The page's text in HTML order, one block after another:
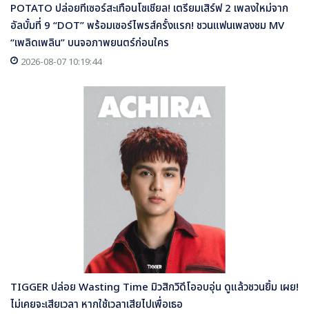
POTATO ปล่อยทีเซอร์สะเทือนโซเชียล! เตรียมเสิร์ฟ 2 เพลงใหม่จาก
อัลบั้มที่ 9 “DOT” พร้อมเซอร์ไพรส์ครั้งแรก! ชวนแฟนเพลงชม MV
“เพลิดเพลิน” บนจอภาพยนตร์ก่อนใคร
2026-08-07 10:19:44
TIGGER ปล่อย Wasting Time มิวสิกวิดีโออบอุ่น ดูแล้วชวนยิ้ม เผย!
ไม่เคยจะเสียเวลา หากใช้เวลาเสียไปเพื่อเธอ